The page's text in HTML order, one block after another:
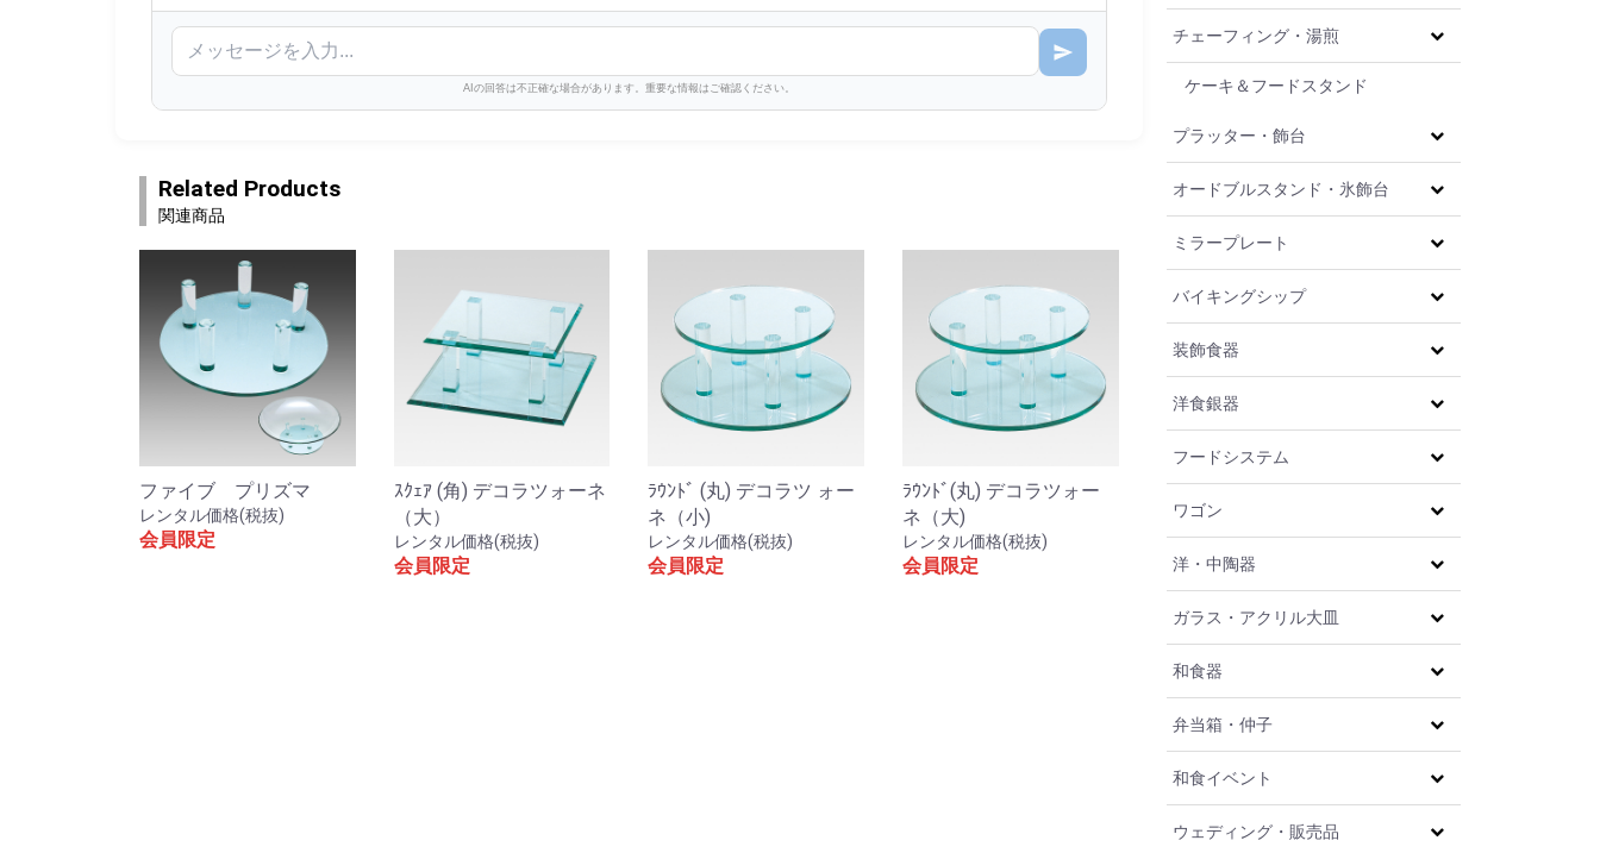
AIの回答は不正確な場合があります。重要な情報はご確認ください。
Related Products
関連商品
ファイブ プリズマ
レンタル価格(税抜)
会員限定
ｽｸｪｱ (角) デコラツォーネ
（大）
レンタル価格(税抜)
会員限定
ﾗｳﾝﾄﾞ (丸) デコラツ ォー
ネ（小)
レンタル価格(税抜)
会員限定
ﾗｳﾝﾄﾞ(丸) デコラツォー
ネ（大)
レンタル価格(税抜)
会員限定
チェーフィング・湯煎
ケーキ＆フードスタンド
プラッター・飾台
オードブルスタンド・氷飾台
ミラープレート
バイキングシップ
装飾食器
洋食銀器
フードシステム
ワゴン
洋・中陶器
ガラス・アクリル大皿
和食器
弁当箱・仲子
和食イベント
ウェディング・販売品